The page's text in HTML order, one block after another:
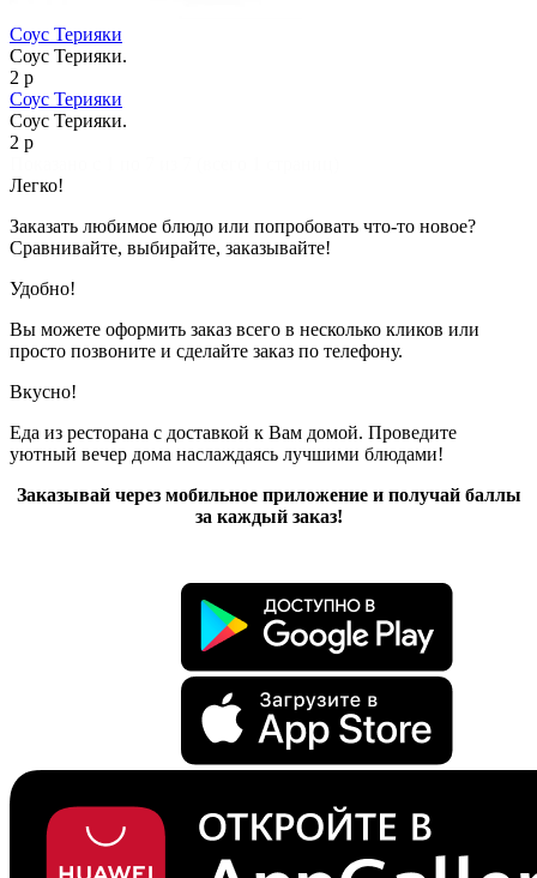
Соус Терияки
Соус Терияки.
2 р
Соус Терияки
Соус Терияки.
2 р
Легко!
Заказать любимое блюдо или попробовать что-то новое?
Сравнивайте, выбирайте, заказывайте!
Удобно!
Вы можете оформить заказ всего в несколько кликов или
просто позвоните и сделайте заказ по телефону.
Вкусно!
Еда из ресторана с доставкой к Вам домой. Проведите
уютный вечер дома наслаждаясь лучшими блюдами!
Заказывай через мобильное приложение и получай баллы
за каждый заказ!